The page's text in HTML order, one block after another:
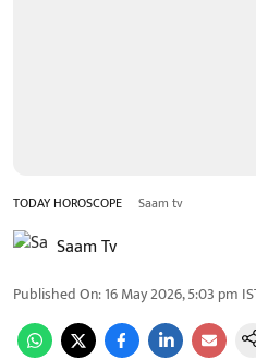
TODAY HOROSCOPE Saam tv
Saam Tv
Published On:16 May 2026, 5:03 pm